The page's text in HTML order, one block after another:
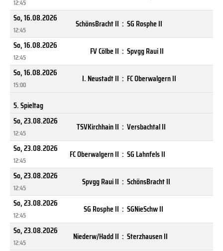
12:45
So, 16.08.2026
12:45
SchönsBracht II : SG Rosphe II
So, 16.08.2026
12:45
FV Cölbe II : Spvgg Raui II
So, 16.08.2026
15:00
I. Neustadt II : FC Oberwalgern II
5. Spieltag
So, 23.08.2026
12:45
TSVKirchhain II : Versbachtal II
So, 23.08.2026
12:45
FC Oberwalgern II : SG Lahnfels II
So, 23.08.2026
12:45
Spvgg Raui II : SchönsBracht II
So, 23.08.2026
12:45
SG Rosphe II : SGNieSchw II
So, 23.08.2026
12:45
Niederw/Hadd II : Sterzhausen II